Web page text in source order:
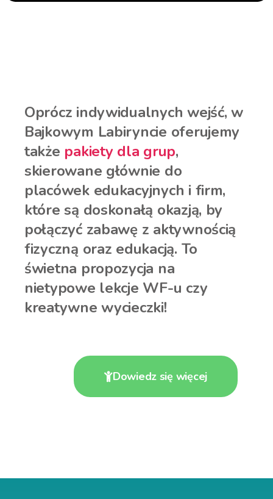
Oprócz indywidualnych wejść, w
Bajkowym Labiryncie oferujemy
także pakiety dla grup,
skierowane głównie do
placówek edukacyjnych i firm,
które są doskonałą okazją, by
połączyć zabawę z aktywnością
fizyczną oraz edukacją. To
świetna propozycja na
nietypowe lekcje WF-u czy
kreatywne wycieczki!
Dowiedz się więcej